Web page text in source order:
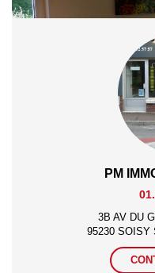
PM
3B AV DU
95230 SOISY